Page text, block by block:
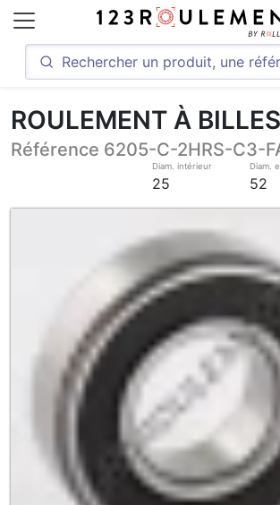
ROULEMENT À BILLES
Référence 6205-C-2HRS-C3-
Diam. intérieur
25
Diam.
52